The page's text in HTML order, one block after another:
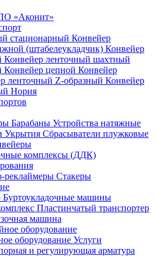
«Аконит»
стационарный Конвейер
(штабелеукладчик) Конвейер
Конвейер ленточный шахтный
Конвейер цепной Конвейер
ленточный Z-образный Конвейер
Нория
Барабаны Устройства натяжные
Укрытия Сбрасыватели плужковые
комплексы (ДДК)
реклаймеры Стакеры
Буртоукладочные машины
Пластинчатый транспортер
машина
оборудование
оборудование Услуги
и регулирующая арматура